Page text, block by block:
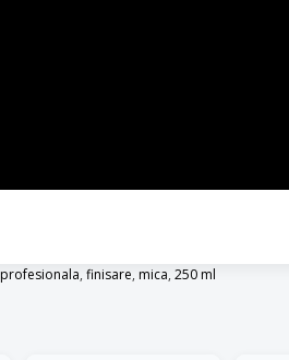
profesionala, finisare, mica, 250 ml